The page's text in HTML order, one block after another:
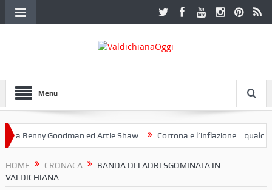
Menu
Benny Goodman ed Artie Shaw Cortona e l’inflazione… qualche
HOME CRONACA
BANDA DI LADRI SGOMINATA IN
VALDICHIANA